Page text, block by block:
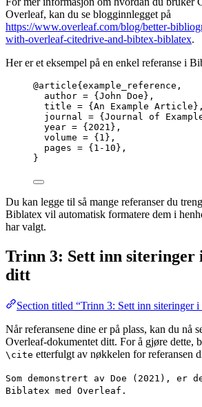
Overleaf, kan du se blogginnlegget på
https://www.overleaf.com/blog/better-
with-overleaf-citedrive-and-bibtex-biblatex.
Her er et eksempel på en enkel referanse i
@article{example_reference,
author = { John Doe } ,
title = { An Example Article } ,
journal = { Journal of
year = { 2021 } ,
volume = { 1 } ,
pages = { 1-10 } ,
}
Du kan legge til så mange referanser du
Biblatex vil automatisk formatere dem i
har valgt.
Trinn 3: Sett inn siteringer
ditt
Section titled “Trinn 3: Sett inn siteringer
Når referansene dine er på plass, kan du nå
Overleaf-dokumentet ditt. For å gjøre dette,
\cite etterfulgt av nøkkelen for referansen
Som demonstrert av Doe (2021), er
Biblatex med Overleaf.